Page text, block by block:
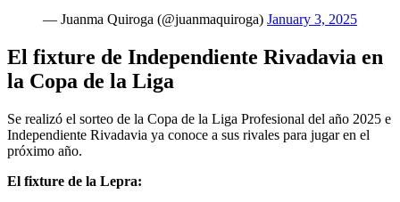
— Juanma Quiroga (@juanmaquiroga) January 3, 2025
El fixture de Independiente Rivadavia en
la Copa de la Liga
Se realizó el sorteo de la Copa de la Liga Profesional del año 2025 e
Independiente Rivadavia ya conoce a sus rivales para jugar en el
próximo año.
El fixture de la Lepra: